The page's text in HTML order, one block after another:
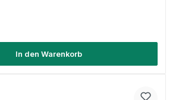
In den Warenkorb